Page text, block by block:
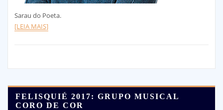
Sarau do Poeta.
[LEIA MAIS]
FELISQUIÉ 2017: GRUPO MUSICAL
CORO DE COR